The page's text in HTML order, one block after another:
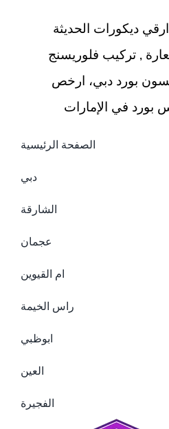
ديكورات الحديثة
, تركيب فلوريسنج
بورد دبي، ارخص
بورد في الإمارات
الصفحة الرئيسية
دبي
الشارقة
عجمان
ام القيوين
راس الخيمة
ابوظبي
العين
الفجيرة